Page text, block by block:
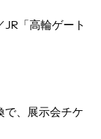
「高輪ゲート
で、展示会チケ